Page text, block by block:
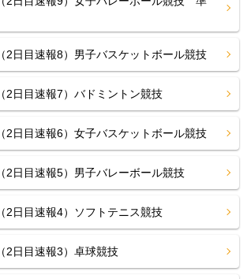
2日目速報8）男子バスケットボール競技
2日目速報7）バドミントン競技
2日目速報6）女子バスケットボール競技
2日目速報5）男子バレーボール競技
2日目速報4）ソフトテニス競技
2日目速報3）卓球競技